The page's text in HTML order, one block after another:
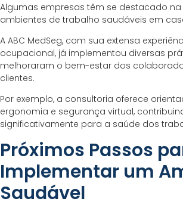
Algumas empresas têm se destacado
ambientes de trabalho saudáveis em
A ABC MedSeg, com sua extensa
ocupacional, já implementou diversas
melhoraram o bem-estar dos
clientes.
Por exemplo, a consultoria oferece
ergonomia e segurança virtual,
significativamente para a saúde dos
Próximos Passos
Implementar um
Saudável